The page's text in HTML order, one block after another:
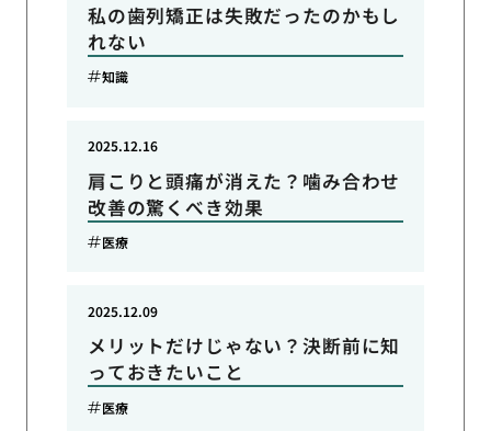
私の歯列矯正は失敗だったのかもし
れない
知識
肩こりと頭痛が消えた？噛み合わせ
改善の驚くべき効果
2025.12.16
医療
メリットだけじゃない？決断前に知
っておきたいこと
2025.12.09
医療